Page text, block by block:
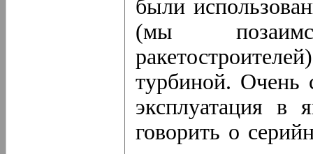
были
(мы
турбиной. Очень
эксплуатация в
говорить о